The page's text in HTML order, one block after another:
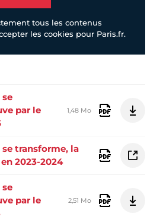
tous les contenus
les cookies pour Paris.fr.
par le
1,48 Mo
transforme, la
2023-2024
par le
2,51 Mo